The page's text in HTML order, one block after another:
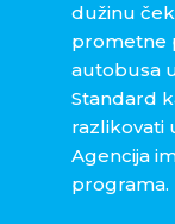
dužinu
prometne
autobusa
Standard
razlikovati
Agencija
programa.